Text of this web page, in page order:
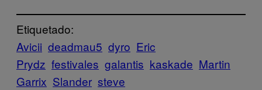
Etiquetado:
Avicii deadmau5 dyro Eric
Prydz festivales galantis kaskade Martin
Garrix Slander steve